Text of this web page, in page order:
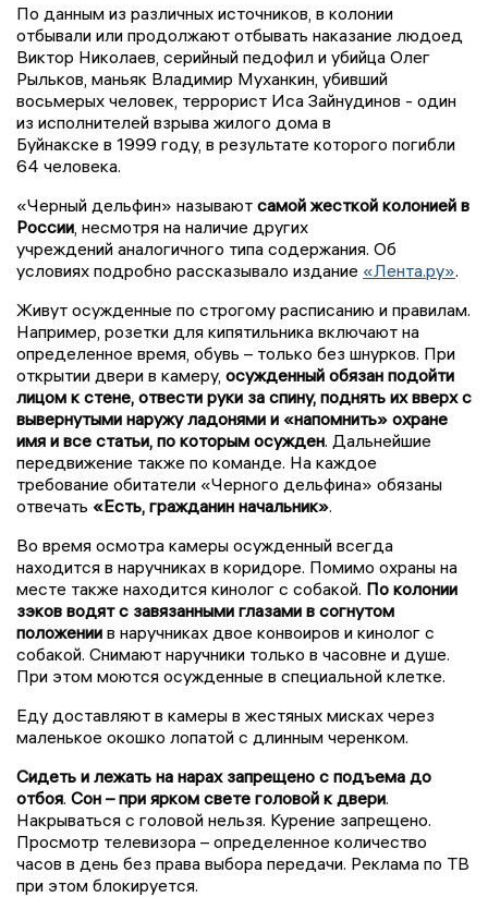
По данным из различных источников, в колонии
отбывали или продолжают отбывать наказание людоед
Виктор Николаев, серийный педофил и убийца Олег
Рыльков, маньяк Владимир Муханкин, убивший
восьмерых человек, террорист Иса Зайнудинов - один
из исполнителей взрыва жилого дома в
Буйнакске в 1999 году, в результате которого погибли
64 человека.
«Черный дельфин» называют самой жесткой колонией в
России , несмотря на наличие других
учреждений аналогичного типа содержания. Об
условиях подробно рассказывало издание «Лента.ру».
Живут осужденные по строгому расписанию и правилам.
Например, розетки для кипятильника включают на
определенное время, обувь – только без шнурков. При
открытии двери в камеру, осужденный обязан подойти
лицом к стене, отвести руки за спину, поднять их вверх с
вывернутыми наружу ладонями и «напомнить» охране
имя и все статьи, по которым осужден. Дальнейшие
передвижение также по команде. На каждое
требование обитатели «Черного дельфина» обязаны
отвечать «Есть, гражданин начальник».
Во время осмотра камеры осужденный всегда
находится в наручниках в коридоре. Помимо охраны на
месте также находится кинолог с собакой. По колонии
зэков водят с завязанными глазами в согнутом
положении в наручниках двое конвоиров и кинолог с
собакой. Снимают наручники только в часовне и душе.
При этом моются осужденные в специальной клетке.
Еду доставляют в камеры в жестяных мисках через
маленькое окошко лопатой с длинным черенком.
Сидеть и лежать на нарах запрещено с подъема до
отбоя. Сон – при ярком свете головой к двери.
Накрываться с головой нельзя. Курение запрещено.
Просмотр телевизора – определенное количество
часов в день без права выбора передачи. Реклама по ТВ
при этом блокируется.